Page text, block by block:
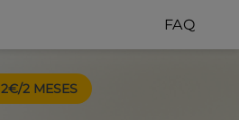
FAQ
2€/2 MESES